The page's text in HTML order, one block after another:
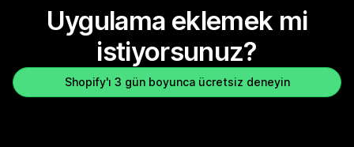
Uygulama eklemek mi
istiyorsunuz?
Shopify'ı 3 gün boyunca ücretsiz deneyin